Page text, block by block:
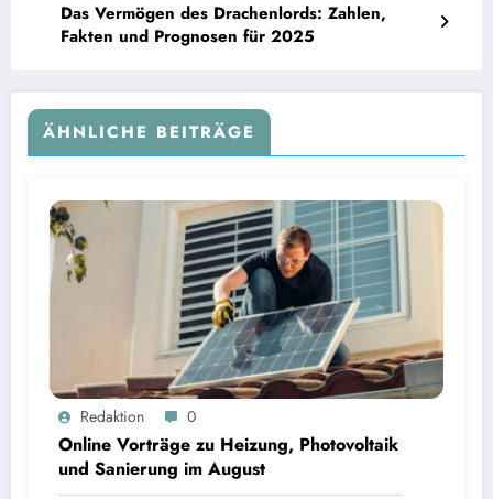
Das Vermögen des Drachenlords: Zahlen,
Fakten und Prognosen für 2025
ÄHNLICHE BEITRÄGE
Online Vorträge zu Heizung, Photovoltaik und Sanierung im August
Redaktion 0
Online Vorträge zu Heizung, Photovoltaik
und Sanierung im August